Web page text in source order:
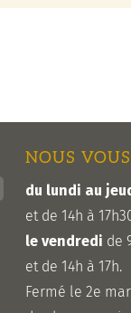
NOUS
du lundi au
et de 14h à
le vendredi de
et de 14h à 17h.
Fermé le 2e